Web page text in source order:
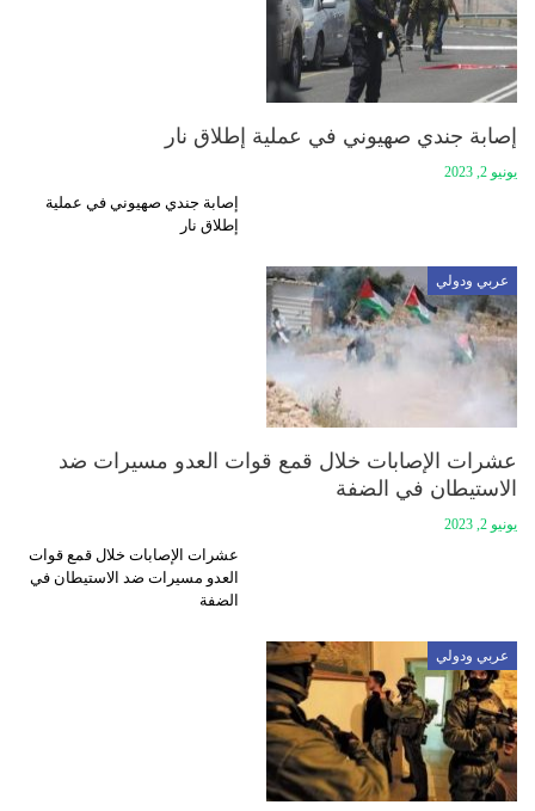
إصابة جندي صهيوني في عملية إطلاق نار
يونيو 2, 2023
إصابة جندي صهيوني في عملية
إطلاق نار
عربي ودولي
عشرات الإصابات خلال قمع قوات العدو مسيرات ضد
الاستيطان في الضفة
يونيو 2, 2023
عشرات الإصابات خلال قمع قوات
العدو مسيرات ضد الاستيطان في
الضفة
عربي ودولي